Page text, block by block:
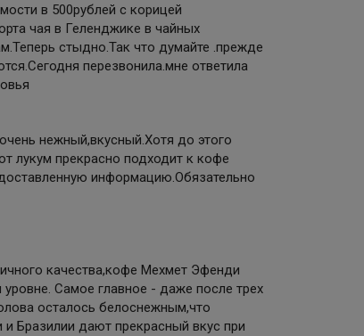
в 500рублей с корицей
чая в Геленджике в чайных
стыдно.Так что думайте .прежде
перезвонила.мне ответила
нежный,вкусный.Хотя до этого
лукум прекрасно подходит к кофе
информацию.Обязательно
качества,кофе Мехмет Эфенди
Самое главное - даже после трех
осталось белоснежным,что
Бразилии дают прекрасный вкус при